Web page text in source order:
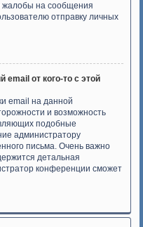
жалобы на сообщения
отправку личных
от кого-то с этой
email на данной
и возможность
подобные
администратору
письма. Очень важно
детальная
конференции сможет